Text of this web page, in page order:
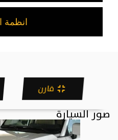
انظمة
صور السيارة
قارن